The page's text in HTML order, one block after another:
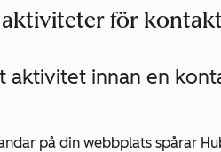
för
aktivitet innan en
på din webbplats spårar